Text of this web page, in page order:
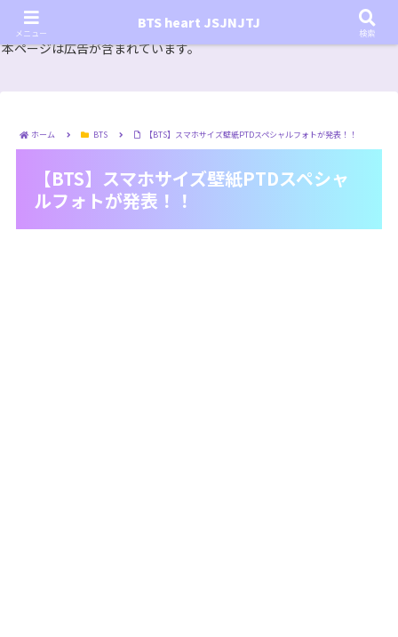
『In the SOOP BTS ver.』シーズン2放送決定！いつから始まる？インザスープの放送開始日・視聴
方法は？【In the SOOP BTS ver. Season 2】
本ページは広告が含まれています。
ホーム BTS 【BTS】スマホサイズ壁紙PTDスペシャルフォトが発表！！
【BTS】スマホサイズ壁紙PTDスペシャ
ルフォトが発表！！
メニュー
BTS heart JSJNJTJ
検索